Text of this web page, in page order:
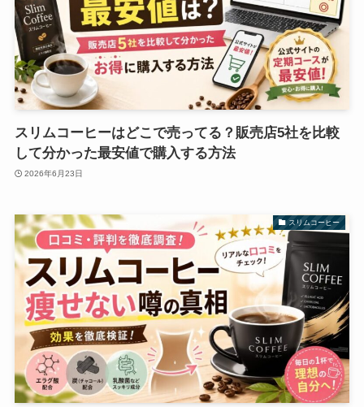
スリムコーヒーはどこで売ってる？販売店5社を比較
して分かった最安値で購入する方法
2026年6月23日
スリムコーヒー